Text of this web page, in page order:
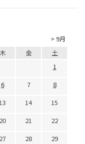
> 9月
木 金
土
1
6 7
8
14
15
20 21
22
27 28
29